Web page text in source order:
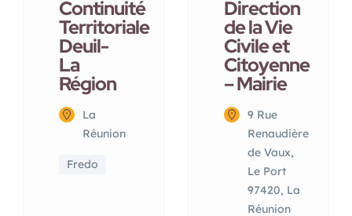
Continuité
Territoriale
Deuil-
La
Région
La
Réunion
Fredo
Direction
de la Vie
Civile et
Citoyenne
– Mairie
9 Rue
Renaudière
de Vaux,
Le Port
97420, La
Réunion